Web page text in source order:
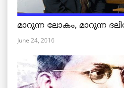
മാറുന്ന ലോകം, മാറുന്ന
June 24, 2016